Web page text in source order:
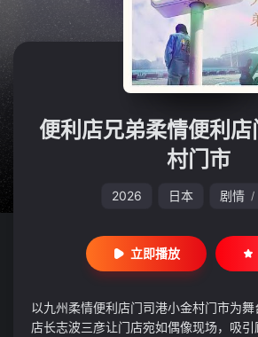
暂无观看影片的记录
便利店兄弟柔情便利
村门市
2026 日本 剧情 /
立即播放
以九州柔情便利店门司港小金村门市为
店长志波三彦让门店宛如偶像现场，吸